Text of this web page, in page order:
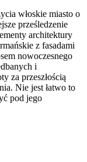
włoskie miasto o
prześledzenie
architektury
z fasadami
nowoczesnego
i
za przeszłością
Nie jest łatwo to
pod jego